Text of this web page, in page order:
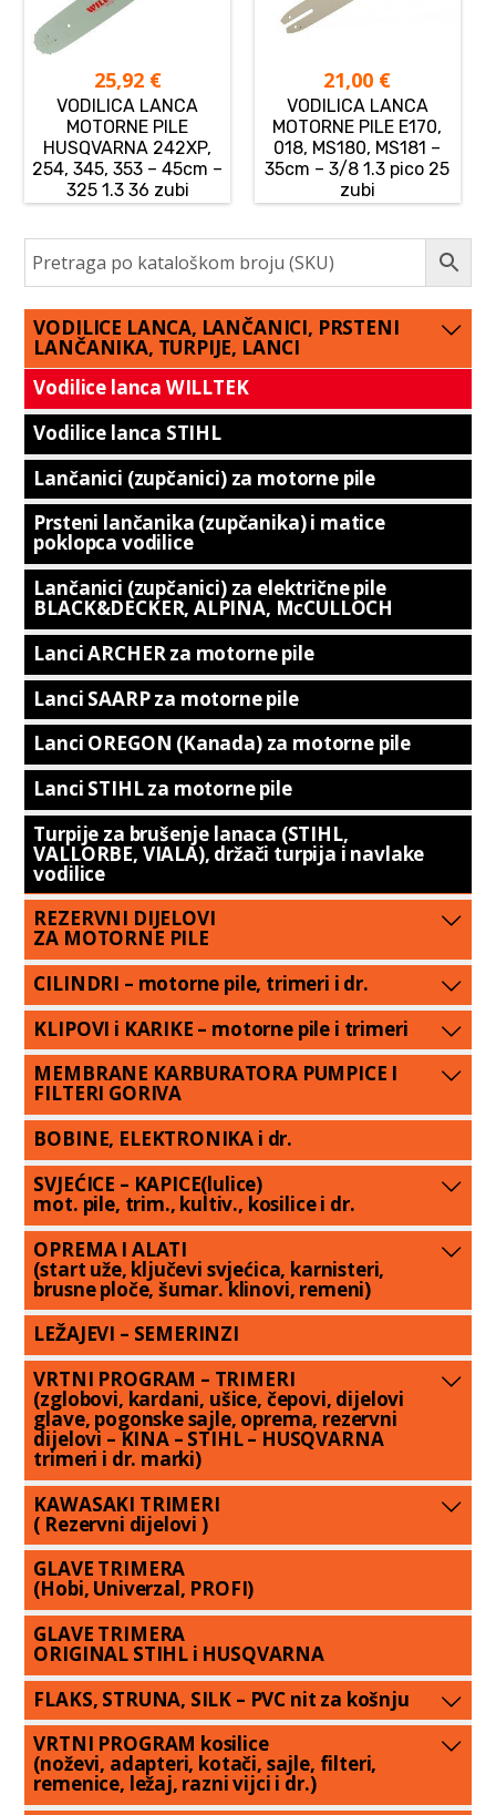
25,92 €
VODILICA LANCA
MOTORNE PILE
HUSQVARNA 242XP,
254, 345, 353 – 45cm –
325 1.3 36 zubi
21,00 €
VODILICA LANCA
MOTORNE PILE E170,
018, MS180, MS181 –
35cm – 3/8 1.3 pico 25
zubi
VODILICE LANCA, LANČANICI, PRSTENI
LANČANIKA, TURPIJE, LANCI
Vodilice lanca WILLTEK
Vodilice lanca STIHL
Lančanici (zupčanici) za motorne pile
Prsteni lančanika (zupčanika) i matice
poklopca vodilice
Lančanici (zupčanici) za električne pile
BLACK&DECKER, ALPINA, McCULLOCH
Lanci ARCHER za motorne pile
Lanci SAARP za motorne pile
Lanci OREGON (Kanada) za motorne pile
Lanci STIHL za motorne pile
Turpije za brušenje lanaca (STIHL,
VALLORBE, VIALA), držači turpija i navlake
vodilice
REZERVNI DIJELOVI
ZA MOTORNE PILE
CILINDRI – motorne pile, trimeri i dr.
KLIPOVI i KARIKE – motorne pile i trimeri
MEMBRANE KARBURATORA PUMPICE I
FILTERI GORIVA
BOBINE, ELEKTRONIKA i dr.
SVJEĆICE – KAPICE(lulice)
mot. pile, trim., kultiv., kosilice i dr.
OPREMA I ALATI
(start uže, ključevi svjećica, karnisteri,
brusne ploče, šumar. klinovi, remeni)
LEŽAJEVI – SEMERINZI
VRTNI PROGRAM – TRIMERI
(zglobovi, kardani, ušice, čepovi, dijelovi
glave, pogonske sajle, oprema, rezervni
dijelovi – KINA – STIHL – HUSQVARNA
trimeri i dr. marki)
KAWASAKI TRIMERI
( Rezervni dijelovi )
GLAVE TRIMERA
(Hobi, Univerzal, PROFI)
GLAVE TRIMERA
ORIGINAL STIHL i HUSQVARNA
FLAKS, STRUNA, SILK – PVC nit za košnju
VRTNI PROGRAM kosilice
(noževi, adapteri, kotači, sajle, filteri,
remenice, ležaj, razni vijci i dr.)